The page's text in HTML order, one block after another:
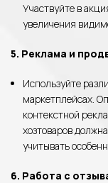
Участвуйте в
увеличения
5. Реклама и
Используйте
маркетплейсах.
контекстной
хозтоваров
учитывать
6. Работа с